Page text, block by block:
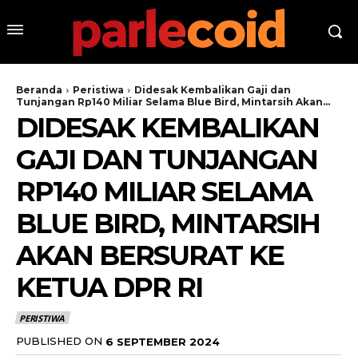
Beranda Peristiwa
Didesak Kembalikan Gaji dan
Tunjangan Rp140 Miliar Selama Blue Bird, Mintarsih Akan...
DIDESAK KEMBALIKAN
GAJI DAN TUNJANGAN
RP140 MILIAR SELAMA
BLUE BIRD, MINTARSIH
AKAN BERSURAT KE
KETUA DPR RI
PERISTIWA
PUBLISHED ON 6 SEPTEMBER 2024